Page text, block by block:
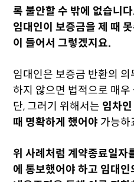
록 불안할 수 밖에 없습니
임대인이 보증금을 제 때
이 들어서 그렇겠지요.
임대인은 보증금 반환의
하지 않으면 법적으로 매우
단, 그러기 위해서는 임차
때 명확하게 했어야 가능하
위 사례처럼 계약종료일자
에 통보했어야 하고 임대